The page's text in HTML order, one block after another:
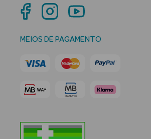
MEIOS DE PAGAMENTO